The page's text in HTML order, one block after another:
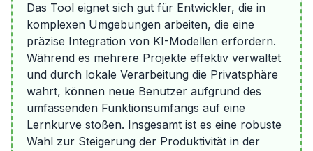
Das Tool eignet sich gut für Entwickler, die in
komplexen Umgebungen arbeiten, die eine
präzise Integration von KI-Modellen erfordern.
Während es mehrere Projekte effektiv verwaltet
und durch lokale Verarbeitung die Privatsphäre
wahrt, können neue Benutzer aufgrund des
umfassenden Funktionsumfangs auf eine
Lernkurve stoßen. Insgesamt ist es eine robuste
Wahl zur Steigerung der Produktivität in der